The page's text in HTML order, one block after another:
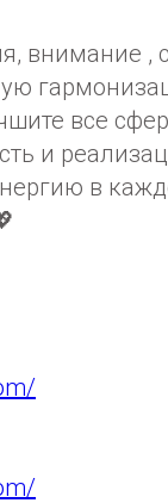
внимание ,
все
и
в